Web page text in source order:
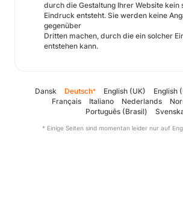
durch die Gestaltung Ihrer Website kein
Eindruck entsteht. Sie werden keine
gegenüber
Dritten machen, durch die ein solcher
entstehen kann.
Dansk Deutsch* English (UK) English
Français
Italiano Nederlands
Português (Brasil)
* Einige Seiten sind momentan leider nur auf